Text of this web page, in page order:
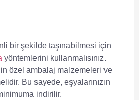
bir şekilde taşınabilmesi için
yöntemlerini kullanmalısınız.
özel ambalaj malzemeleri ve
Bu sayede, eşyalarınızın
indirilir.